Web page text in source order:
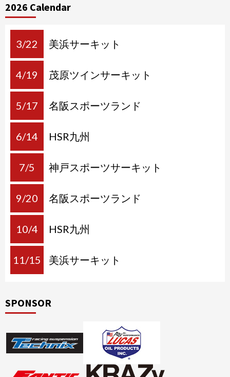
2026 Calendar
3/22 美浜サーキット
4/19 茂原ツインサーキット
5/17 名阪スポーツランド
6/14 HSR九州
7/5 神戸スポーツサーキット
9/20 名阪スポーツランド
10/4 HSR九州
11/15 美浜サーキット
SPONSOR